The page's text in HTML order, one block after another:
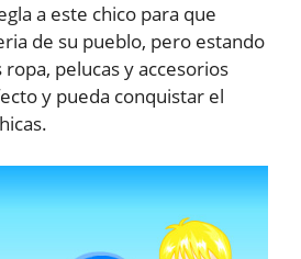
a este chico para que
de su pueblo, pero estando
pelucas y accesorios
y pueda conquistar el